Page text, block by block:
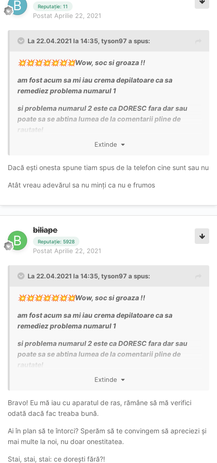
Reputație: 11
Postat Aprilie 22, 2021
La 22.04.2021 la 14:35, tyson97 a spus:
💥💥💥💥💥💥💥Wow, soc si groaza !!
am fost acum sa mi iau crema depilatoare ca sa
remediez problema numarul 1
si problema numarul 2 este ca DORESC fara dar sau
poate sa se abtina lumea de la comentarii pline de
rautate!
gata?? pe picior de plecare imi ies discutii?
💥 💥
Extinde
Dacă ești onesta spune tiam spus de la telefon cine sunt sau nu
Atât vreau adevărul sa nu minți ca nu e frumos
biliape
Reputație: 5928
Postat Aprilie 22, 2021
La 22.04.2021 la 14:35, tyson97 a spus:
💥💥💥💥💥💥💥Wow, soc si groaza !!
am fost acum sa mi iau crema depilatoare ca sa
remediez problema numarul 1
si problema numarul 2 este ca DORESC fara dar sau
poate sa se abtina lumea de la comentarii pline de
rautate!
gata?? pe picior de plecare imi ies discutii?
💥💥
Extinde
Bravo! Eu mă iau cu aparatul de ras, rămâne să mă verifici
odată dacă fac treaba bună.
Ai în plan să te întorci? Sperăm să te convingem să apreciezi și
mai multe la noi, nu doar onestitatea.
Stai, stai, stai: ce dorești fără?!